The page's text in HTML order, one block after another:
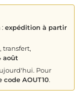
expédition à partir
transfert,
août
Pour
code AOUT10.